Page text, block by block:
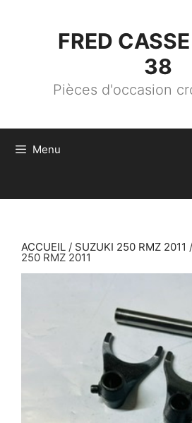
FRED
38
Pièces d'occasion
Menu
ACCUEIL / SUZUKI 250 RMZ 2011
250 RMZ 2011